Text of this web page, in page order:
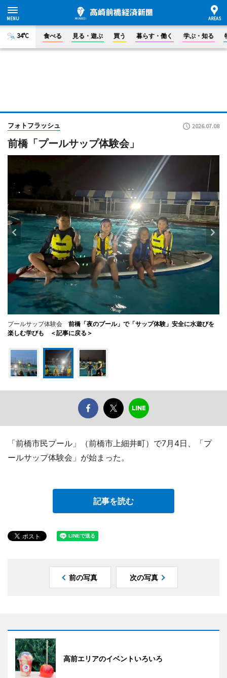
34°C 食べる 見る・遊ぶ 買う 暮らす・働く 学ぶ・知る
フォトフラッシュ 2026.07.08
前橋「プールサップ体験会」
プールサップ体験会 前橋「夜のプール」で「サップ体験」安全に水遊びを
楽しむ学びも ＜記事に戻る＞
「前橋市民プール」（前橋市上細井町）で7月4日、「プ
ールサップ体験会」が始まった。
記事を読む
前の写真 次の写真
高前エリアのイベントいろいろ